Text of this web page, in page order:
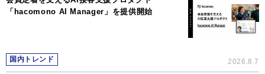
「hacomono AI Manager」を提供開始
国内トレンド 2026.8.7